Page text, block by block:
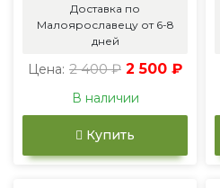
Доставка по
Малоярославецу от 6-8
дней
Цена: 2 400 ₽ 2 500 ₽
В наличии
Купить